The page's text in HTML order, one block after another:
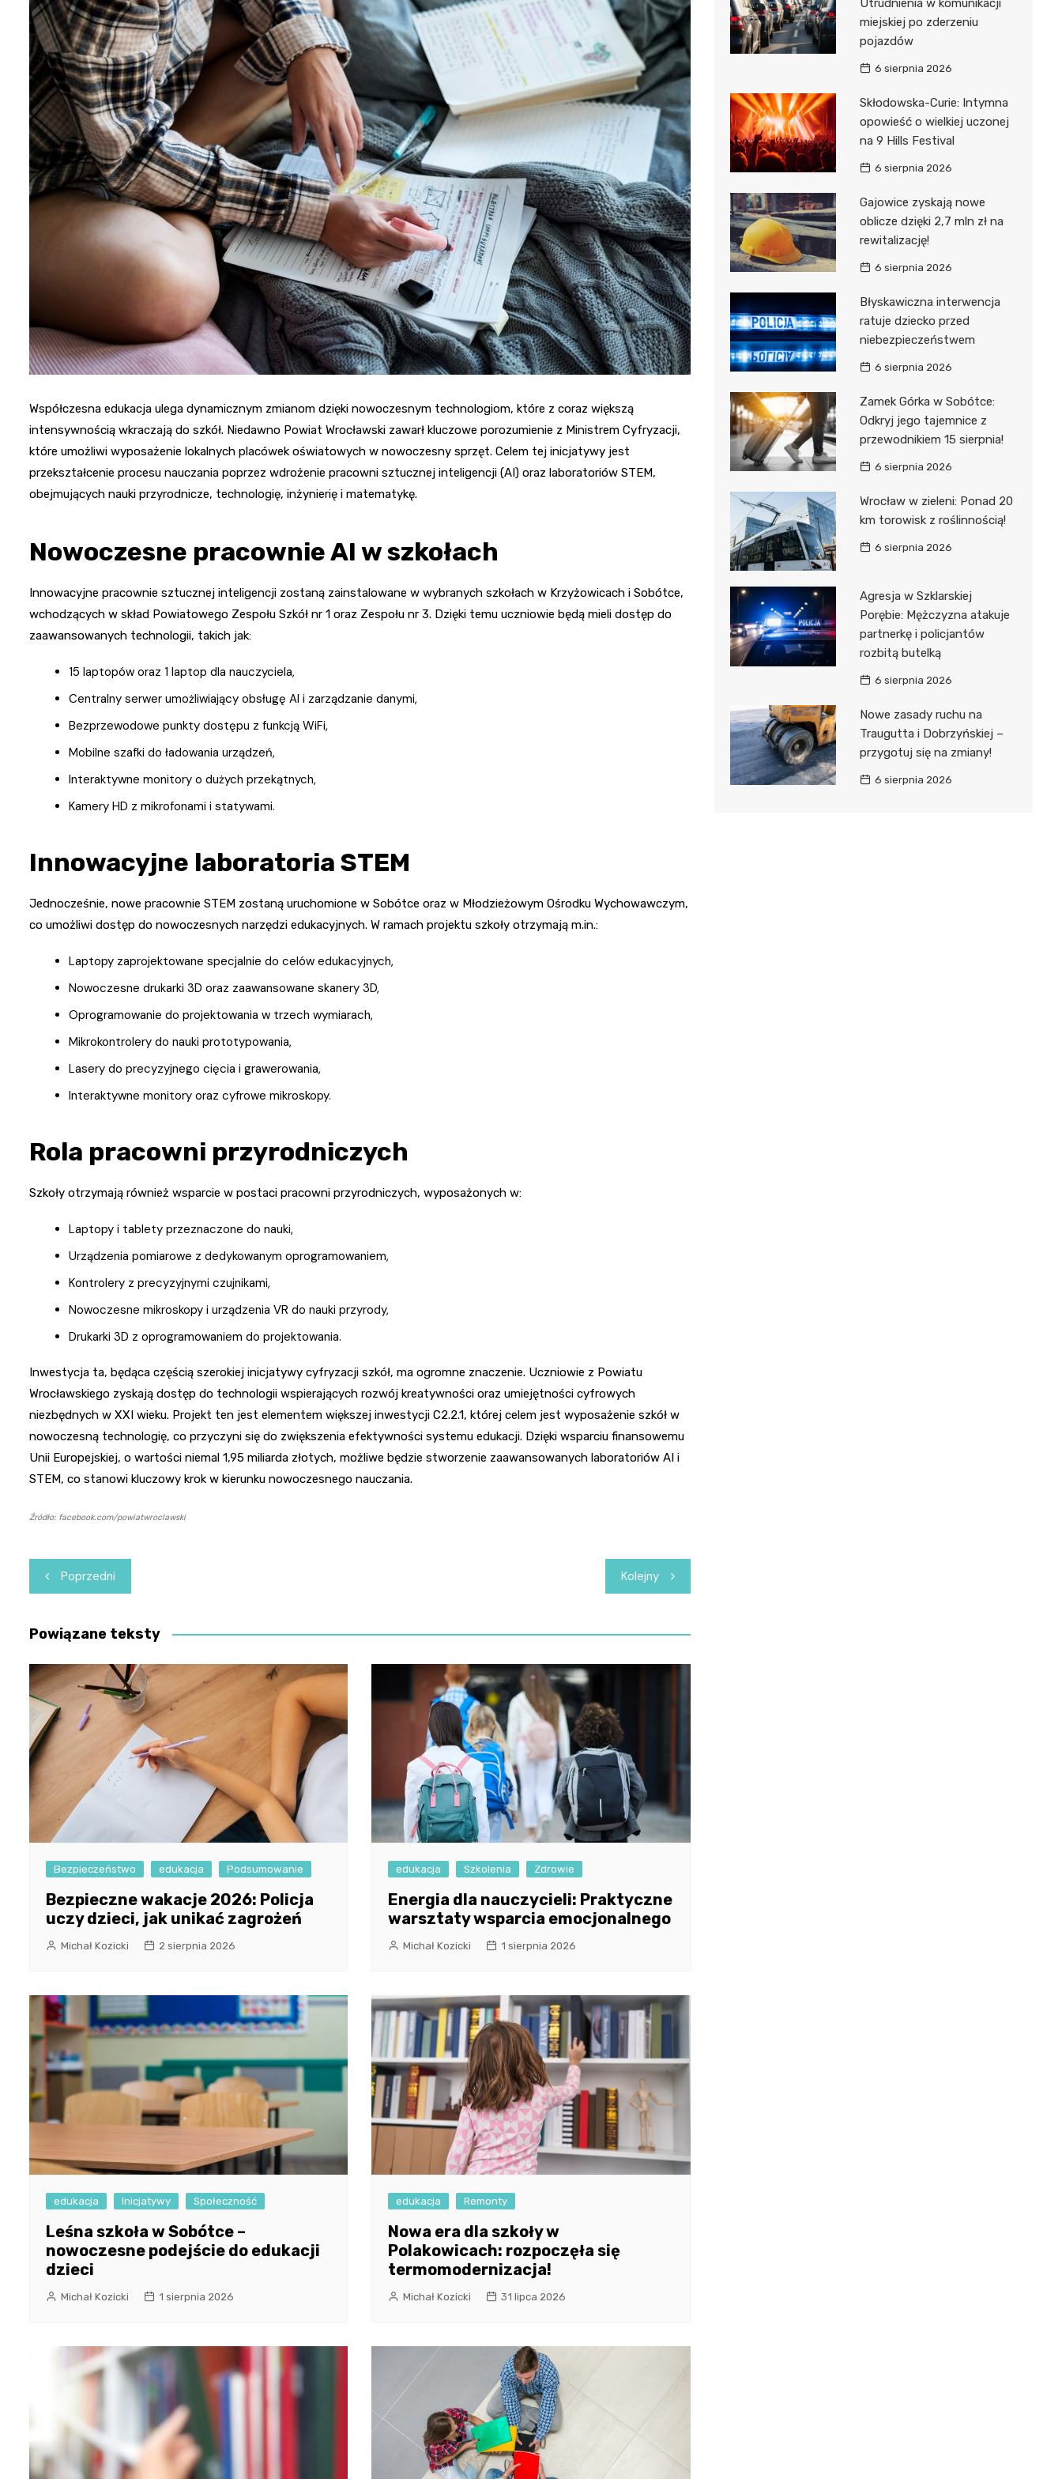
Fryzjer
Poczta
Współczesna edukacja ulega dynamicznym zmianom dzięki nowoczesnym technologiom, które z coraz większą
intensywnością wkraczają do szkół. Niedawno Powiat Wrocławski zawarł kluczowe porozumienie z Ministrem Cyfryzacji,
które umożliwi wyposażenie lokalnych placówek oświatowych w nowoczesny sprzęt. Celem tej inicjatywy jest
przekształcenie procesu nauczania poprzez wdrożenie pracowni sztucznej inteligencji (AI) oraz laboratoriów STEM,
obejmujących nauki przyrodnicze, technologię, inżynierię i matematykę.
Nowoczesne pracownie AI w szkołach
Innowacyjne pracownie sztucznej inteligencji zostaną zainstalowane w wybranych szkołach w Krzyżowicach i Sobótce,
wchodzących w skład Powiatowego Zespołu Szkół nr 1 oraz Zespołu nr 3. Dzięki temu uczniowie będą mieli dostęp do
zaawansowanych technologii, takich jak:
15 laptopów oraz 1 laptop dla nauczyciela,
Centralny serwer umożliwiający obsługę AI i zarządzanie danymi,
Bezprzewodowe punkty dostępu z funkcją WiFi,
Mobilne szafki do ładowania urządzeń,
Interaktywne monitory o dużych przekątnych,
Kamery HD z mikrofonami i statywami.
Innowacyjne laboratoria STEM
Jednocześnie, nowe pracownie STEM zostaną uruchomione w Sobótce oraz w Młodzieżowym Ośrodku Wychowawczym,
co umożliwi dostęp do nowoczesnych narzędzi edukacyjnych. W ramach projektu szkoły otrzymają m.in.:
Laptopy zaprojektowane specjalnie do celów edukacyjnych,
Nowoczesne drukarki 3D oraz zaawansowane skanery 3D,
Oprogramowanie do projektowania w trzech wymiarach,
Mikrokontrolery do nauki prototypowania,
Lasery do precyzyjnego cięcia i grawerowania,
Interaktywne monitory oraz cyfrowe mikroskopy.
Rola pracowni przyrodniczych
Szkoły otrzymają również wsparcie w postaci pracowni przyrodniczych, wyposażonych w:
Laptopy i tablety przeznaczone do nauki,
Urządzenia pomiarowe z dedykowanym oprogramowaniem,
Kontrolery z precyzyjnymi czujnikami,
Nowoczesne mikroskopy i urządzenia VR do nauki przyrody,
Drukarki 3D z oprogramowaniem do projektowania.
Inwestycja ta, będąca częścią szerokiej inicjatywy cyfryzacji szkół, ma ogromne znaczenie. Uczniowie z Powiatu
Wrocławskiego zyskają dostęp do technologii wspierających rozwój kreatywności oraz umiejętności cyfrowych
niezbędnych w XXI wieku. Projekt ten jest elementem większej inwestycji C2.2.1, której celem jest wyposażenie szkół w
nowoczesną technologię, co przyczyni się do zwiększenia efektywności systemu edukacji. Dzięki wsparciu finansowemu
Unii Europejskiej, o wartości niemal 1,95 miliarda złotych, możliwe będzie stworzenie zaawansowanych laboratoriów AI i
STEM, co stanowi kluczowy krok w kierunku nowoczesnego nauczania.
Źródło: facebook.com/powiatwroclawski
Nawigacja
wpisu
Poprzedni Kolejny
Powiązane teksty
Bezpieczeństwo edukacja Podsumowanie
Bezpieczne wakacje 2026: Policja
uczy dzieci, jak unikać zagrożeń
Michał Kozicki 2 sierpnia 2026
edukacja Szkolenia Zdrowie
Energia dla nauczycieli: Praktyczne
warsztaty wsparcia emocjonalnego
Michał Kozicki 1 sierpnia 2026
edukacja Inicjatywy Społeczność
Leśna szkoła w Sobótce –
nowoczesne podejście do edukacji
dzieci
Michał Kozicki 1 sierpnia 2026
edukacja Remonty
Nowa era dla szkoły w
Polakowicach: rozpoczęła się
termomodernizacja!
Michał Kozicki 31 lipca 2026
Utrudnienia w komunikacji
miejskiej po zderzeniu
pojazdów
6 sierpnia 2026
Skłodowska-Curie: Intymna
opowieść o wielkiej uczonej
na 9 Hills Festival
6 sierpnia 2026
Gajowice zyskają nowe
oblicze dzięki 2,7 mln zł na
rewitalizację!
6 sierpnia 2026
Błyskawiczna interwencja
ratuje dziecko przed
niebezpieczeństwem
6 sierpnia 2026
Zamek Górka w Sobótce:
Odkryj jego tajemnice z
przewodnikiem 15 sierpnia!
6 sierpnia 2026
Wrocław w zieleni: Ponad 20
km torowisk z roślinnością!
6 sierpnia 2026
Agresja w Szklarskiej
Porębie: Mężczyzna atakuje
partnerkę i policjantów
rozbitą butelką
6 sierpnia 2026
Nowe zasady ruchu na
Traugutta i Dobrzyńskiej –
przygotuj się na zmiany!
6 sierpnia 2026